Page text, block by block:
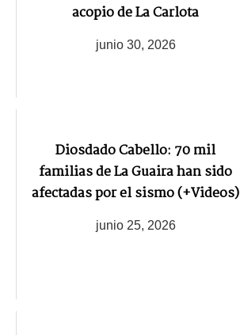
acopio de La Carlota
junio 30, 2026
Diosdado Cabello: 70 mil
familias de La Guaira han sido
afectadas por el sismo (+Videos)
junio 25, 2026